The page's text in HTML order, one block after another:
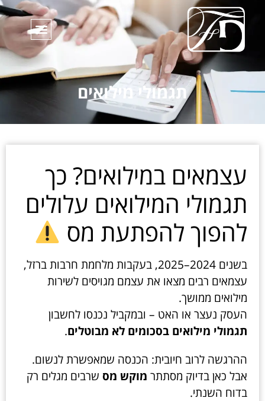
תגמולי מילואים
עצמאים במילואים? כך
תגמולי המילואים עלולים
להפוך להפתעת מס
בשנים 2024–2025, בעקבות מלחמת חרבות ברזל,
עצמאים רבים מצאו את עצמם מגויסים לשירות
מילואים ממושך.
העסק נעצר או האט – ובמקביל נכנסו לחשבון
תגמולי מילואים בסכומים לא מבוטלים.
ההרגשה לרוב חיובית: הכנסה שמאפשרת לנשום.
אבל כאן בדיוק מסתתר מוקש מס שרבים מגלים רק
בדוח השנתי.